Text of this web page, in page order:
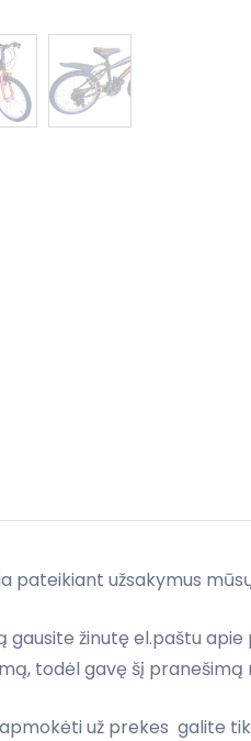
pateikiant užsakymus
gausite žinutę el.paštu
todėl gavę šį
apmokėti už prekes galite